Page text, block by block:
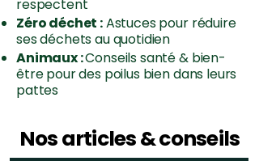
respectent
Zéro déchet :Astuces pour réduire
ses déchets au quotidien
Animaux :Conseils santé & bien-
être pour des poilus bien dans leurs
pattes
Nos articles & conseils